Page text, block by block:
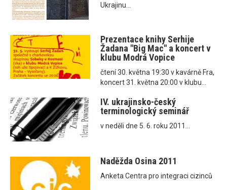
Ukrajinu...
Prezentace knihy Serhije
Žadana "Big Mac" a koncert v
klubu Modrá Vopice
čtení 30. května 19:30 v kavárně Fra,
koncert 31. května 20:00 v klubu...
IV. ukrajinsko-český
terminologický seminář
v neděli dne 5. 6. roku 2011...
Naděžda Osina 2011
Anketa Centra pro integraci cizinců